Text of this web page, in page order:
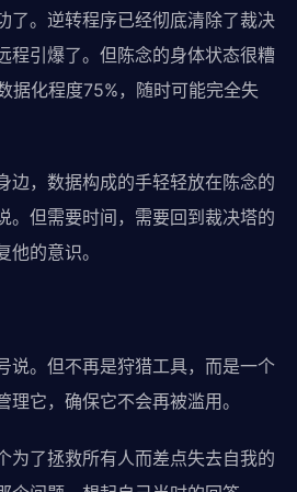
了。逆转程序已经彻底清除了裁决
程引爆了。但陈念的身体状态很糟
化程度75%，随时可能完全失
边，数据构成的手轻轻放在陈念的
。但需要时间，需要回到裁决塔的
的意识。
说。但不再是狩猎工具，而是一个
它，确保它不会再被滥用。
为了拯救所有人而差点失去自我的